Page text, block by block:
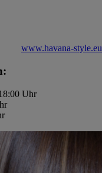
www.havana-style.eu
Uhr